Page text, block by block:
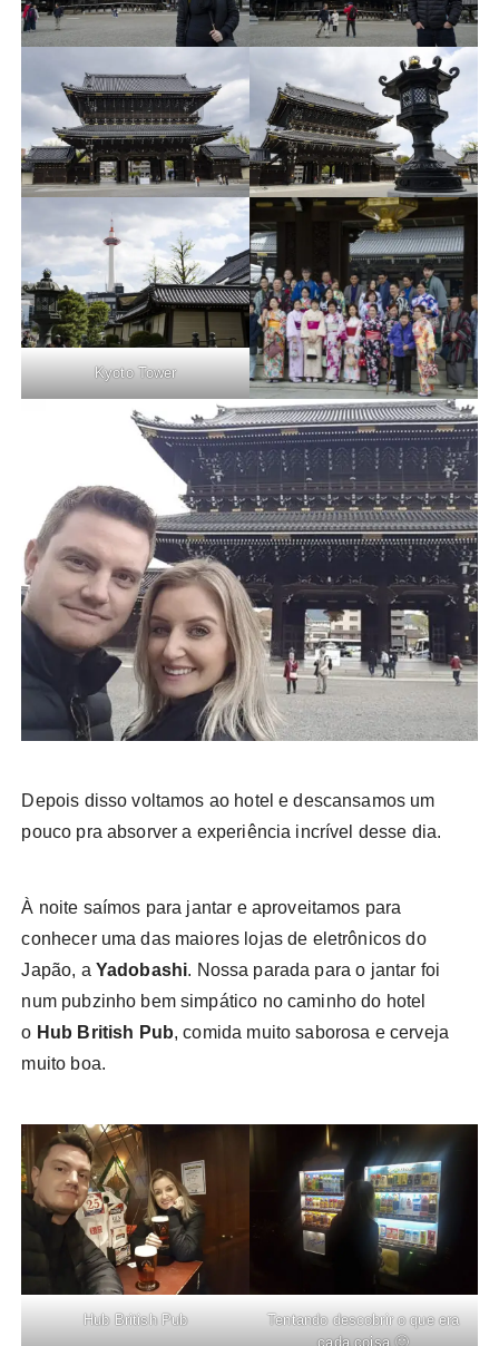
Kyoto Tower
Depois disso voltamos ao hotel e descansamos um
pouco pra absorver a experiência incrível desse dia.
À noite saímos para jantar e aproveitamos para
conhecer uma das maiores lojas de eletrônicos do
Japão, a Yadobashi. Nossa parada para o jantar foi
num pubzinho bem simpático no caminho do hotel
o Hub British Pub, comida muito saborosa e cerveja
muito boa.
Hub British Pub
Tentando descobrir o que era
cada coisa 🙂